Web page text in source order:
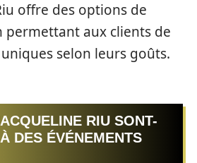
offre des options de
permettant aux clients de
selon leurs goûts.
RIU SONT-
DES ÉVÉNEMENTS